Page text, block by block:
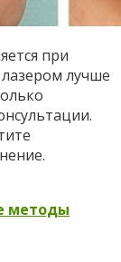
при
лучше
методы